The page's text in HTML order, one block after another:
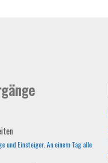
und Einsteiger. An einem Tag alle